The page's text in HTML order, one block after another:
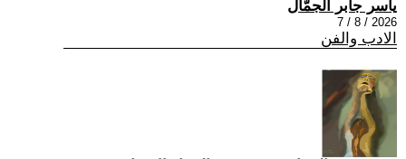
ياسر جابر الجمَّال
2026 / 8 / 7
الادب والفن